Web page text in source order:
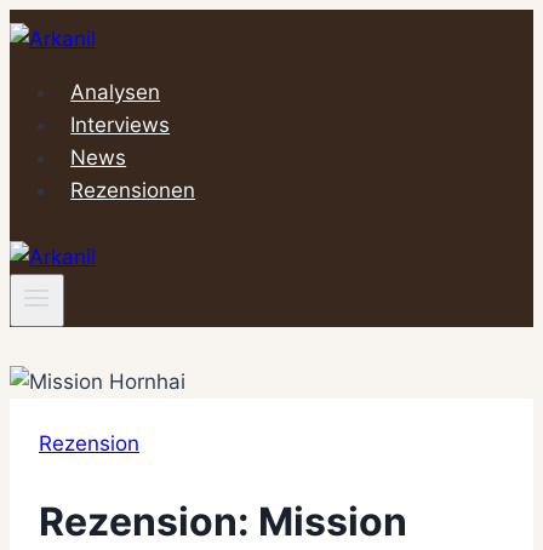
Zum
springenAnalysen
Interviews
News
Rezensionen
Rezension
Rezension: Mission